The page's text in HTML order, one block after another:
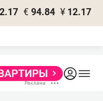
€ 94.84 ¥ 12.17